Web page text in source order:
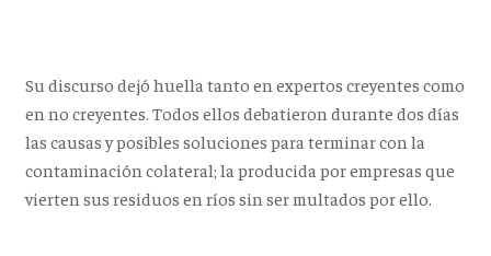
Su discurso dejó huella tanto en expertos creyentes como
en no creyentes. Todos ellos debatieron durante dos días
las causas y posibles soluciones para terminar con la
contaminación colateral; la producida por empresas que
vierten sus residuos en ríos sin ser multados por ello.